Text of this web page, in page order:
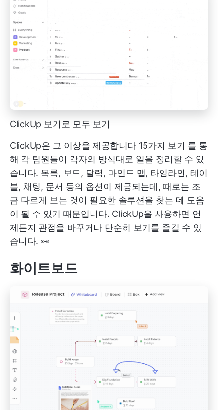
ClickUp 보기로 모두 보기
ClickUp은 그 이상을 제공합니다 15가지 보기 를 통
해 각 팀원들이 각자의 방식대로 일을 정리할 수 있
습니다. 목록, 보드, 달력, 마인드 맵, 타임라인, 테이
블, 채팅, 문서 등의 옵션이 제공되는데, 때로는 조
금 다르게 보는 것이 필요한 솔루션을 찾는 데 도움
이 될 수 있기 때문입니다. ClickUp을 사용하면 언
제든지 관점을 바꾸거나 단순히 보기를 즐길 수 있
습니다. 👀
화이트보드